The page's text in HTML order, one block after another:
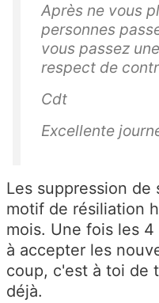
Après ne vous
personnes
vous passez
respect de
Cdt
Excellente
Les suppression de
motif de résiliation
mois. Une fois les
à accepter les
coup, c'est à toi de
déjà.